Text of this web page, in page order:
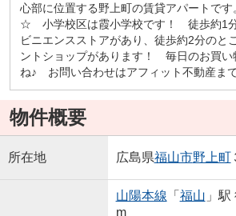
心部に位置する野上町の賃貸アパートで
☆ 小学校区は霞小学校です！ 徒歩約1
ビニエンスストアがあり、徒歩約2分のと
ントショップがあります！ 毎日のお買い
ね♪ お問い合わせはアフィット不動産ま
物件概要
所在地 広島県福山市野上町
山陽本線 「 福山 」
m